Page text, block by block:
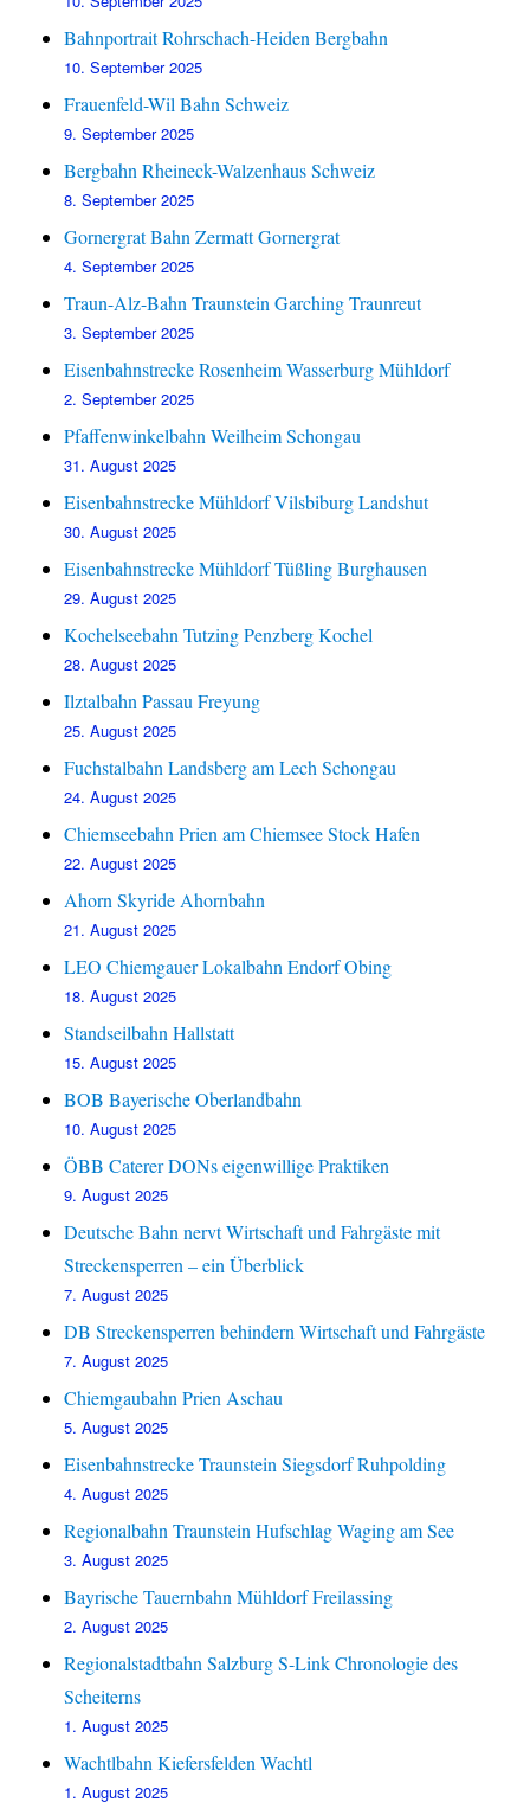
Bahnportrait Rohrschach-Heiden Bergbahn
10. September 2025
Frauenfeld-Wil Bahn Schweiz
9. September 2025
Bergbahn Rheineck-Walzenhaus Schweiz
8. September 2025
Gornergrat Bahn Zermatt Gornergrat
4. September 2025
Traun-Alz-Bahn Traunstein Garching Traunreut
3. September 2025
Eisenbahnstrecke Rosenheim Wasserburg Mühldorf
2. September 2025
Pfaffenwinkelbahn Weilheim Schongau
31. August 2025
Eisenbahnstrecke Mühldorf Vilsbiburg Landshut
30. August 2025
Eisenbahnstrecke Mühldorf Tüßling Burghausen
29. August 2025
Kochelseebahn Tutzing Penzberg Kochel
28. August 2025
Ilztalbahn Passau Freyung
25. August 2025
Fuchstalbahn Landsberg am Lech Schongau
24. August 2025
Chiemseebahn Prien am Chiemsee Stock Hafen
22. August 2025
Ahorn Skyride Ahornbahn
21. August 2025
LEO Chiemgauer Lokalbahn Endorf Obing
18. August 2025
Standseilbahn Hallstatt
15. August 2025
BOB Bayerische Oberlandbahn
10. August 2025
ÖBB Caterer DONs eigenwillige Praktiken
9. August 2025
Deutsche Bahn nervt Wirtschaft und Fahrgäste mit
Streckensperren – ein Überblick
7. August 2025
DB Streckensperren behindern Wirtschaft und Fahrgäste
7. August 2025
Chiemgaubahn Prien Aschau
5. August 2025
Eisenbahnstrecke Traunstein Siegsdorf Ruhpolding
4. August 2025
Regionalbahn Traunstein Hufschlag Waging am See
3. August 2025
Bayrische Tauernbahn Mühldorf Freilassing
2. August 2025
Regionalstadtbahn Salzburg S-Link Chronologie des
Scheiterns
1. August 2025
Wachtlbahn Kiefersfelden Wachtl
1. August 2025